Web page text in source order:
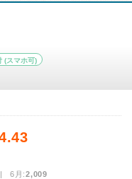
(スマホ可)
6月:2,009